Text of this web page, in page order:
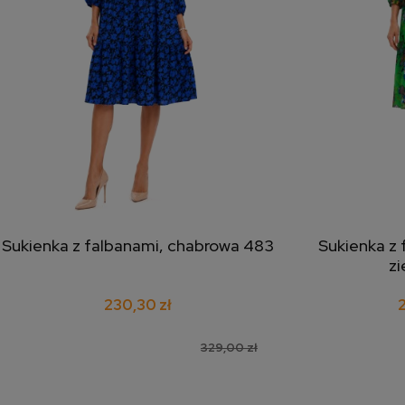
dodaj do koszyka
Sukienka z falbanami, chabrowa 483
329,00 zł
230,30 zł
Sukienka z